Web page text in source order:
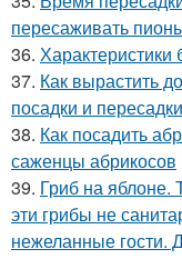
пересаживать
36.
37. Как вырастить
посадки и пересадки
38. Как посадить
саженцы абрикосов
39. Гриб на яблоне.
эти грибы не
нежеланные гости.